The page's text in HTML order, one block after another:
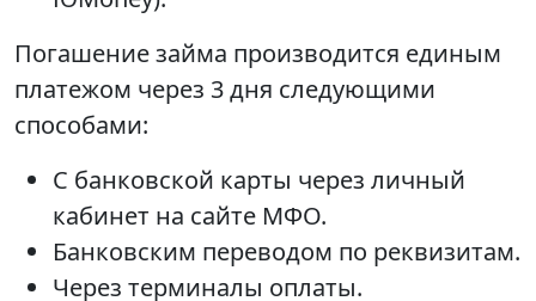
Погашение займа производится единым
платежом через 3 дня следующими
способами:
С банковской карты через личный
кабинет на сайте МФО.
Банковским переводом по реквизитам.
Через терминалы оплаты.